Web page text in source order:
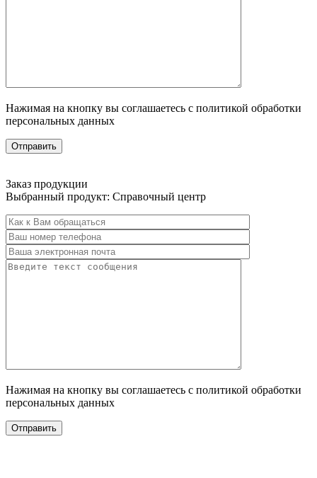
Нажимая на кнопку вы соглашаетесь с политикой обработки
персональных данных
Заказ продукции
Выбранный продукт: Справочный центр
Нажимая на кнопку вы соглашаетесь с политикой обработки
персональных данных